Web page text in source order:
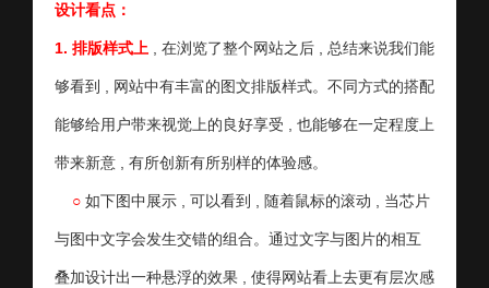
设计看点：
1. 排版样式上 , 在浏览了整个网站之后 , 总结来说我们能
够看到 , 网站中有丰富的图文排版样式。不同方式的搭配
能够给用户带来视觉上的良好享受 , 也能够在一定程度上
带来新意 , 有所创新有所别样的体验感。
○ 如下图中展示 , 可以看到 , 随着鼠标的滚动 , 当芯片
与图中文字会发生交错的组合。通过文字与图片的相互
叠加设计出一种悬浮的效果 , 使得网站看上去更有层次感